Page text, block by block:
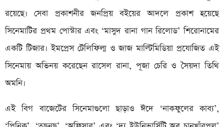
রয়েছে। সেবা প্রকাশনীর জনপ্রিয় বইয়ের আদলে প্রকাশ হয়েছে
সিনেমাটির প্রথম পোস্টার এবং ‘মাসুদ রানা গান রিলোড’ শিরোনামের
একটি টিজার। ইমপ্রেস টেলিফিল্ম ও জাজ মাল্টিমিডিয়া প্রযোজিত এই
সিনেমায় অভিনয় করেছেন রাসেল রানা, পূজা চেরি ও সৈয়দা তিথি
অমনি।
এই বিগ বাজেটের সিনেমাগুলো ছাড়াও ঈদে ‘নাকফুলের কাব্য’,